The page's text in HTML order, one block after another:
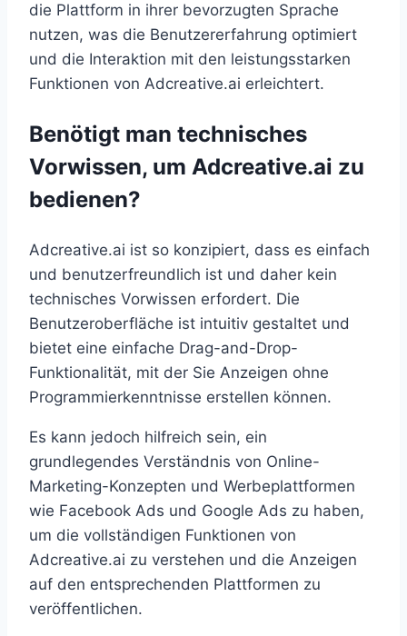
die Plattform in ihrer bevorzugten Sprache
nutzen, was die Benutzererfahrung optimiert
und die Interaktion mit den leistungsstarken
Funktionen von Adcreative.ai erleichtert.
Benötigt man technisches
Vorwissen, um Adcreative.ai zu
bedienen?
Adcreative.ai ist so konzipiert, dass es einfach
und benutzerfreundlich ist und daher kein
technisches Vorwissen erfordert. Die
Benutzeroberfläche ist intuitiv gestaltet und
bietet eine einfache Drag-and-Drop-
Funktionalität, mit der Sie Anzeigen ohne
Programmierkenntnisse erstellen können.
Es kann jedoch hilfreich sein, ein
grundlegendes Verständnis von Online-
Marketing-Konzepten und Werbeplattformen
wie Facebook Ads und Google Ads zu haben,
um die vollständigen Funktionen von
Adcreative.ai zu verstehen und die Anzeigen
auf den entsprechenden Plattformen zu
veröffentlichen.